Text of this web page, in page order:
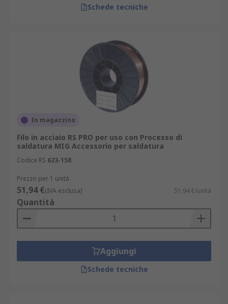
Schede tecniche
In magazzino
Filo in acciaio RS PRO per uso con Processo di
saldatura MIG Accessorio per saldatura
Codice RS 623-158
Prezzo per 1 unità
51,94 €(IVA esclusa) 51,94 €/unità
Quantità
Aggiungi
Schede tecniche